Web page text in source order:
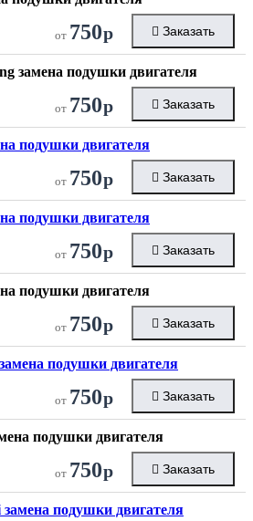
от 750р Заказать
замена подушки двигателя
от 750р Заказать
подушки двигателя
от 750р Заказать
подушки двигателя
от 750р Заказать
подушки двигателя
от 750р Заказать
подушки двигателя
от 750р Заказать
подушки двигателя
от 750р Заказать
подушки двигателя